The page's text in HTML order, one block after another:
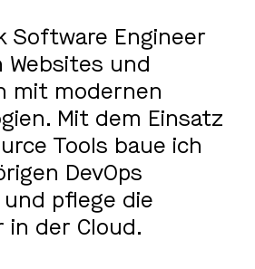
Engineer
und
mit modernen
Mit dem Einsatz
Tools baue ich
DevOps
pflege die
der Cloud.